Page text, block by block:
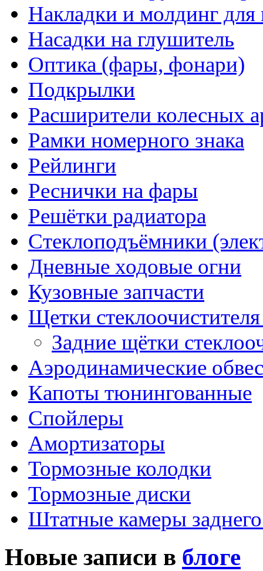
Накладки и молдинг для
Насадки на глушитель
Оптика (фары, фонари)
Подкрылки
Расширители колесных
Рамки номерного знака
Рейлинги
Реснички на фары
Решётки радиатора
Стеклоподъёмники
Дневные ходовые огни
Кузовные запчасти
Щетки
Задние щётки
Аэродинамические
Капоты тюнингованные
Спойлеры
Амортизаторы
Тормозные колодки
Тормозные диски
Штатные камеры
Новые записи в блоге